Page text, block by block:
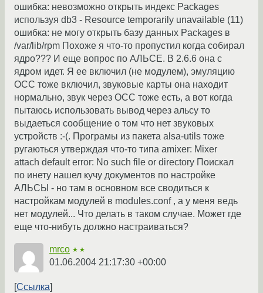
ошибка: невозможно открыть индекс Packages
используя db3 - Resource temporarily unavailable (11)
ошибка: не могу открыть базу данных Packages в
/var/lib/rpm Похоже я что-то пропустил когда собирал
ядро??? И еще вопрос по АЛЬСЕ. В 2.6.6 она с
ядром идет. Я ее включил (не модулем), эмуляцию
ОСС тоже включил, звуковые карты она находит
нормально, звук через ОСС тоже есть, а вот когда
пытаюсь использовать вывод через альсу то
выдаеться сообщение о том что нет звуковых
устройств :-(. Програмы из пакета alsa-utils тоже
ругаються утверждая что-то типа amixer: Mixer
attach default error: No such file or directory Поискал
по инету нашел кучу документов по настройке
АЛЬСЫ - но там в основном все сводиться к
настройкам модулей в modules.conf , а у меня ведь
нет модулей... Что делать в таком случае. Может где
еще что-нибуть должно настраиваться?
mrco ★★
01.06.2004 21:17:30 +00:00
Ссылка